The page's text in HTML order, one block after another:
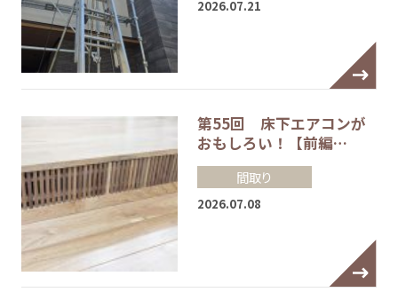
2026.07.21
第55回 床下エアコンが
おもしろい！【前編…
間取り
2026.07.08